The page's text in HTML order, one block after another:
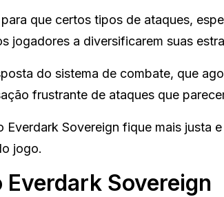
que certos tipos de ataques,
jogadores a diversificarem suas
do sistema de combate, que
frustrante de ataques que
Sovereign fique mais justa
jogo.
Sovereign